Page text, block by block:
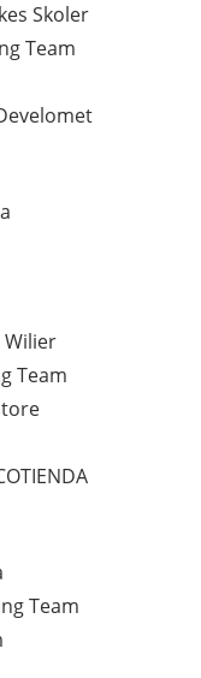
Skoler
Team
Wilier
Team
Team